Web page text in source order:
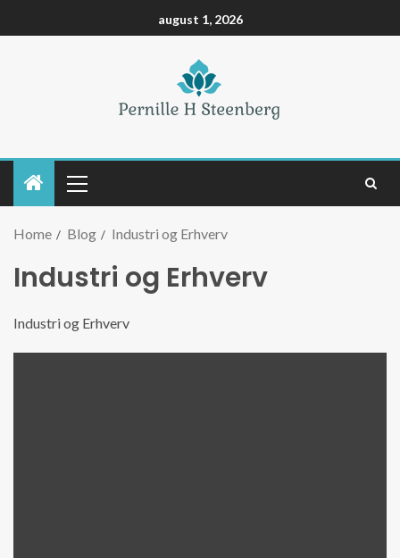
august 1, 2026
Home Blog Industri og Erhverv
Industri og Erhverv
Industri og Erhverv